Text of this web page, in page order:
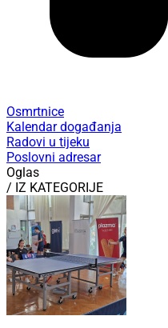
Osmrtnice
Kalendar događanja
Radovi u tijeku
Poslovni adresar
Oglas
/ IZ KATEGORIJE